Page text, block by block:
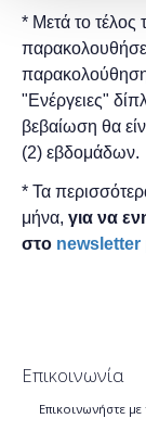
* Μετά το τέλος
"Ενέργειες"
βεβαίωση θα
(2) εβδομάδων.
* Τα
μήνα, για να
στο newsletter
Επικοινωνία
Επικοινωνήστε